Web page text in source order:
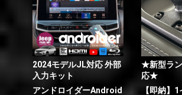
2024モデルJL対応 外部
入力キット
アンドロイダーAndroid
★新型ラ
応★
【即納】